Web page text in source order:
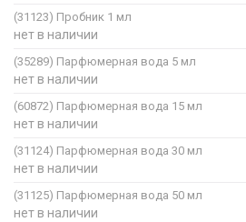
(31123) Пробник 1 мл
нет в наличии
(35289) Парфюмерная вода 5 мл
нет в наличии
(60872) Парфюмерная вода 15 мл
нет в наличии
(31124) Парфюмерная вода 30 мл
нет в наличии
(31125) Парфюмерная вода 50 мл
нет в наличии